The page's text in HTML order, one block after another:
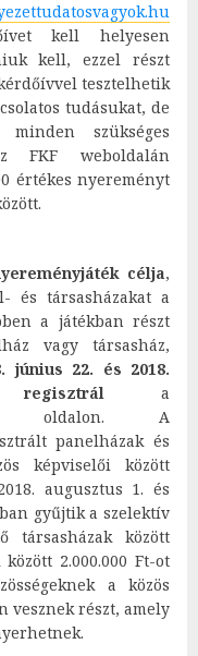
kell helyesen
kell, ezzel részt
tesztelhetik
tudásukat, de
minden szükséges
FKF weboldalán
értékes nyereményt
célja,
és társasházakat a
a játékban részt
vagy társasház,
június 22. és 2018.
a
oldalon. A
panelházak és
képviselői között
augusztus 1. és
gyűjtik a szelektív
társasházak között
2.000.000 Ft-ot
a közös
vesznek részt, amely